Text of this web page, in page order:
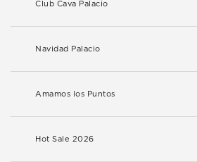
Club Cava Palacio
Navidad Palacio
Amamos los Puntos
Hot Sale 2026